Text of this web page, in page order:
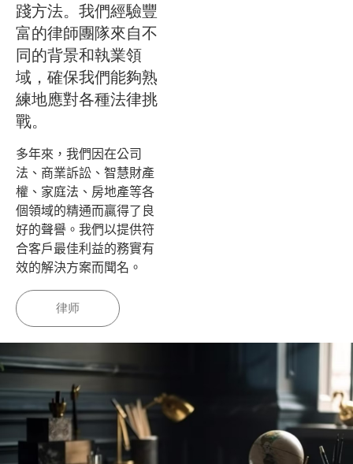
踐方法。我們經驗豐
富的律師團隊來自不
同的背景和執業領
域，確保我們能夠熟
練地應對各種法律挑
戰。
多年來，我們因在公司
法、商業訴訟、智慧財產
權、家庭法、房地產等各
個領域的精通而贏得了良
好的聲譽。我們以提供符
合客戶最佳利益的務實有
效的解決方案而聞名。
律师